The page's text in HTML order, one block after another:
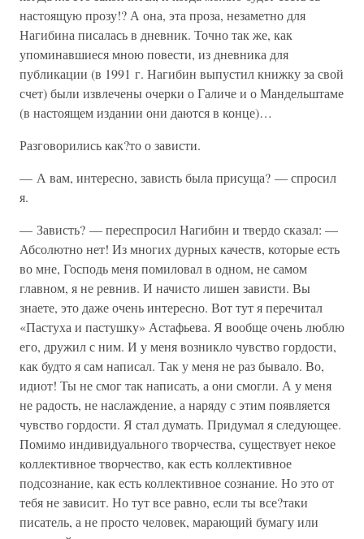
настоящую прозу!? А она, эта проза, незаметно для
Нагибина писалась в дневник. Точно так же, как
упоминавшиеся мною повести, из дневника для
публикации (в 1991 г. Нагибин выпустил книжку за свой
счет) были извлечены очерки о Галиче и о Мандельштаме
(в настоящем издании они даются в конце)…
Разговорились как?то о зависти.
— А вам, интересно, зависть была присуща? — спросил
я.
— Зависть? — переспросил Нагибин и твердо сказал: —
Абсолютно нет! Из многих дурных качеств, которые есть
во мне, Господь меня помиловал в одном, не самом
главном, я не ревнив. И начисто лишен зависти. Вы
знаете, это даже очень интересно. Вот тут я перечитал
«Пастуха и пастушку» Астафьева. Я вообще очень люблю
его, дружил с ним. И у меня возникло чувство гордости,
как будто я сам написал. Так у меня не раз бывало. Во,
идиот! Ты не смог так написать, а они смогли. А у меня
не радость, не наслаждение, а наряду с этим появляется
чувство гордости. Я стал думать. Придумал я следующее.
Помимо индивидуального творчества, существует некое
коллективное творчество, как есть коллективное
подсознание, как есть коллективное сознание. Но это от
тебя не зависит. Но тут все равно, если ты все?таки
писатель, а не просто человек, марающий бумагу или